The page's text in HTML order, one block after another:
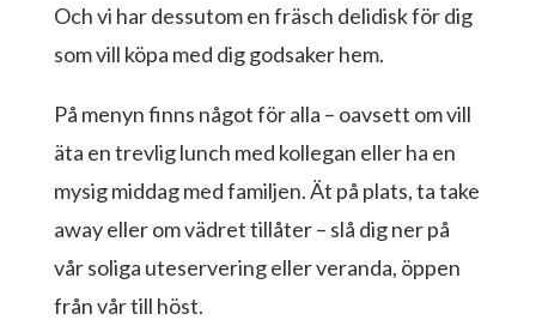
Och vi har dessutom en fräsch delidisk för dig
som vill köpa med dig godsaker hem.
På menyn finns något för alla – oavsett om vill
äta en trevlig lunch med kollegan eller ha en
mysig middag med familjen. Ät på plats, ta take
away eller om vädret tillåter – slå dig ner på
vår soliga uteservering eller veranda, öppen
från vår till höst.